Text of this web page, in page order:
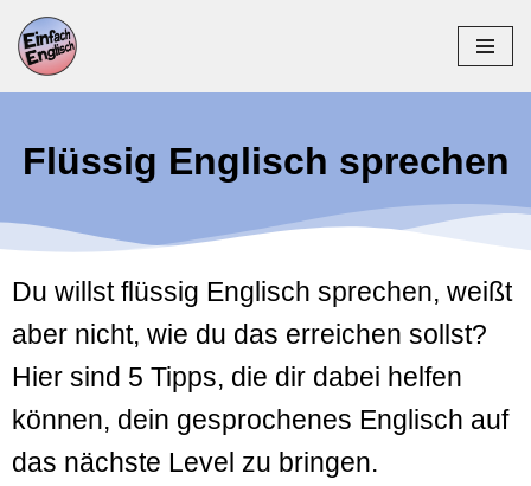
Zum
Inhalt
Flüssig Englisch sprechen
Du willst flüssig Englisch sprechen, weißt
aber nicht, wie du das erreichen sollst?
Hier sind 5 Tipps, die dir dabei helfen
können, dein gesprochenes Englisch auf
das nächste Level zu bringen.